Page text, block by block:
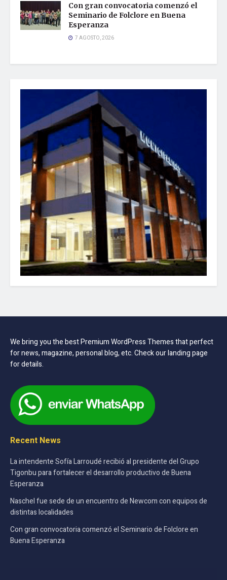
Con gran convocatoria comenzó el
Seminario de Folclore en Buena
Esperanza
7 AGOSTO, 2026
We bring you the best Premium WordPress Themes that perfect
for news, magazine, personal blog, etc. Check our landing page
for details.
Recent News
La intendente Sofía Larroudé recibió al presidente del Grupo
Tigonbu para fortalecer el desarrollo productivo de Buena
Esperanza
Naschel fue sede de un encuentro de Newcom con equipos de
distintas localidades
Con gran convocatoria comenzó el Seminario de Folclore en
Buena Esperanza